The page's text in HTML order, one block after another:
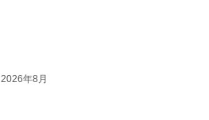
2026年8月